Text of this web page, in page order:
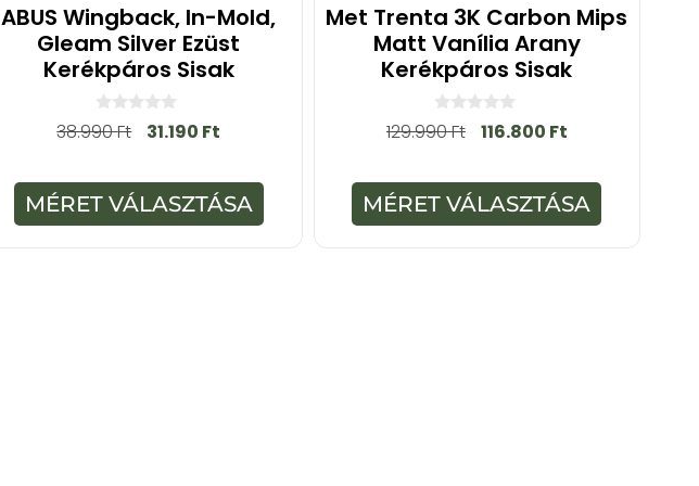
ABUS Wingback, In-Mold,
Gleam Silver Ezüst
Kerékpáros Sisak
0
a
-
b
ő
l
38.990Ft 31.190 Ft
MÉRET VÁLASZTÁSA
Met Trenta 3K Carbon Mips
Matt Vanília Arany
Kerékpáros Sisak
0
a
-
b
ő
l
129.990Ft 116.800 Ft
MÉRET VÁLASZTÁSA